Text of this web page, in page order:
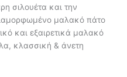
σιλουέτα και την
μαλακό πάτο
και εξαιρετικά μαλακό
κλασσική & άνετη